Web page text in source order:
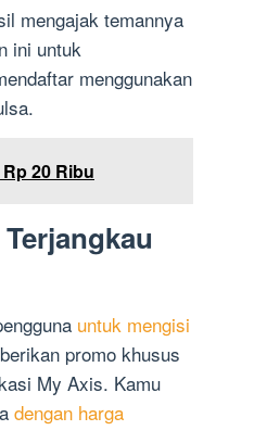
mengajak temannya
ini untuk
menggunakan
20 Ribu
untuk mengisi
promo khusus
My Axis. Kamu
dengan harga